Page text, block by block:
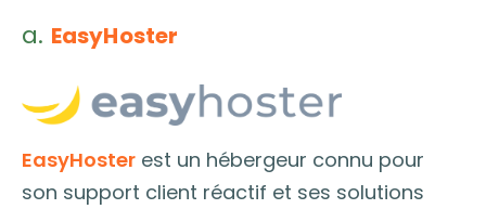
a. EasyHoster
EasyHoster est un hébergeur connu pour
son support client réactif et ses solutions